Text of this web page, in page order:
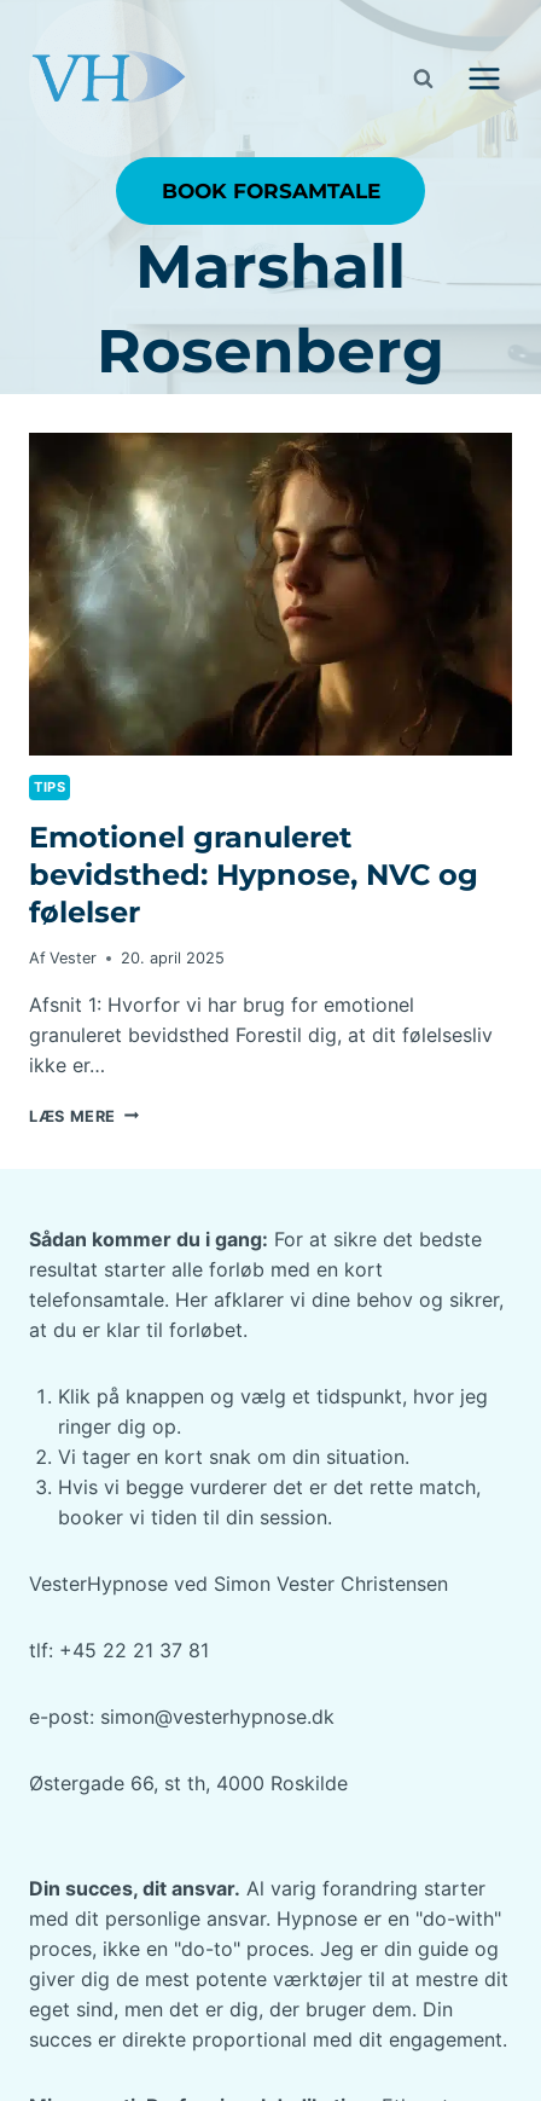
indhold
BOOK FORSAMTALE
Marshall
Rosenberg
TIPS
Emotionel granuleret
bevidsthed: Hypnose, NVC og
følelser
Af Vester 20. april 2025
Afsnit 1: Hvorfor vi har brug for emotionel
granuleret bevidsthed Forestil dig, at dit følelsesliv
ikke er…
LÆS MERE EMOTIONEL
Sådan kommer du i gang: For at sikre det bedste
resultat starter alle forløb med en kort
telefonsamtale. Her afklarer vi dine behov og sikrer,
at du er klar til forløbet.
Klik på knappen og vælg et tidspunkt, hvor jeg
ringer dig op.
Vi tager en kort snak om din situation.
Hvis vi begge vurderer det er det rette match,
booker vi tiden til din session.
VesterHypnose ved Simon Vester Christensen
tlf: +45 22 21 37 81
e-post: simon@vesterhypnose.dk
Østergade 66, st th, 4000 Roskilde
Din succes, dit ansvar. Al varig forandring starter
med dit personlige ansvar. Hypnose er en "do-with"
proces, ikke en "do-to" proces. Jeg er din guide og
giver dig de mest potente værktøjer til at mestre dit
eget sind, men det er dig, der bruger dem. Din
succes er direkte proportional med dit engagement.